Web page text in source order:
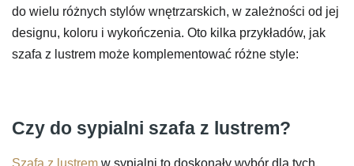
do wielu różnych stylów wnętrzarskich, w zależności od jej
designu, koloru i wykończenia. Oto kilka przykładów, jak
szafa z lustrem może komplementować różne style:
Czy do sypialni szafa z lustrem?
Szafa z lustrem w sypialni to doskonały wybór dla tych,